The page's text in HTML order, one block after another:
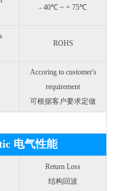
- 40℃ ~ + 75℃
ROHS
Accoring to customer's
requirement
可根据客户要求定做
电气性能
Return Loss
结构回波